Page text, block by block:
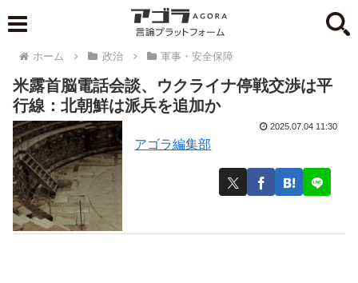
ホーム 政治 軍事・安全保障
米露首脳電話会談、ウクライナ停戦交渉は平
行線：北朝鮮は派兵を追加か
アゴラ編集部
2025.07.04 11:30